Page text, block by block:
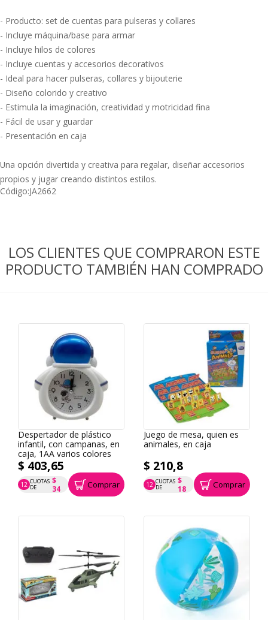
- Producto: set de cuentas para pulseras y collares
- Incluye máquina/base para armar
- Incluye hilos de colores
- Incluye cuentas y accesorios decorativos
- Ideal para hacer pulseras, collares y bijouterie
- Diseño colorido y creativo
- Estimula la imaginación, creatividad y motricidad fina
- Fácil de usar y guardar
- Presentación en caja
Una opción divertida y creativa para regalar, diseñar accesorios
propios y jugar creando distintos estilos.
Código:JA2662
LOS CLIENTES QUE COMPRARON ESTE
PRODUCTO TAMBIÉN HAN COMPRADO
Despertador de plástico
infantil, con campanas, en
caja, 1AA varios colores
$ 403,65
12 CUOTAS
DE
$
34
P.T.F. $ 404 Comprar
Juego de mesa, quien es
animales, en caja
$ 210,8
12 CUOTAS
DE
$
18
P.T.F. $ 211 Comprar